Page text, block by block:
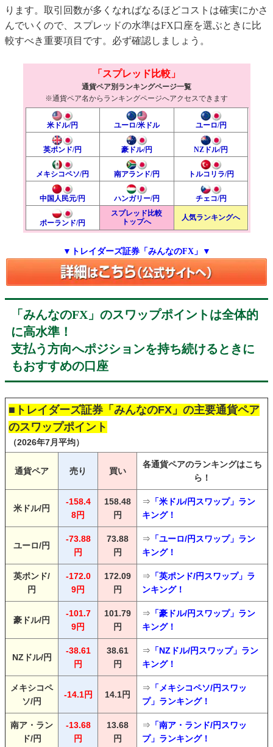
ります。取引回数が多くなればなるほどコストは確実にかさ
んでいくので、スプレッドの水準はFX口座を選ぶときに比
較すべき重要項目です。必ず確認しましょう。
「スプレッド比較」
通貨ペア別ランキングページ一覧
※通貨ペア名からランキングページへアクセスできます
米ドル/円 ユーロ/米ドル ユーロ/円
英ポンド/円 豪ドル/円 NZドル/円
メキシコペソ/円 南アランド/円 トルコリラ/円
中国人民元/円 ハンガリー/円 チェコ/円
ポーランド/円
スプレッド比較
トップへ
人気ランキングへ
▼トレイダーズ証券「みんなのFX」▼
「みんなのFX」のスワップポイントは全体的
に高水準！
支払う方向へポジションを持ち続けるときに
もおすすめの口座
■トレイダーズ証券「みんなのFX」の主要通貨ペア
のスワップポイント
（2026年7月平均）
通貨ペア 売り 買い
各通貨ペアのランキングはこち
ら！
米ドル/円
-158.4
8円
158.48
円
⇒ 「米ドル/円スワップ」ラン
キング！
ユーロ/円
-73.88
円
73.88
円
⇒ 「ユーロ/円スワップ」ラン
キング！
英ポンド/
円
-172.0
9円
172.09
円
⇒ 「英ポンド/円スワップ」ラ
ンキング！
豪ドル/円
-101.7
9円
101.79
円
⇒ 「豪ドル/円スワップ」ラン
キング！
NZドル/円
-38.61
円
38.61
円
⇒ 「NZドル/円スワップ」ラン
キング！
メキシコペ
ソ/円
-14.1円 14.1円
⇒ 「メキシコペソ/円スワッ
プ」ランキング！
南ア・ラン
ド/円
-13.68
円
13.68
円
⇒ 「南ア・ランド/円スワッ
プ」ランキング！